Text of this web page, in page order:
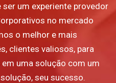
um experiente provedor
no mercado
o melhor e mais
clientes valiosos, para
uma solução com um
seu sucesso.